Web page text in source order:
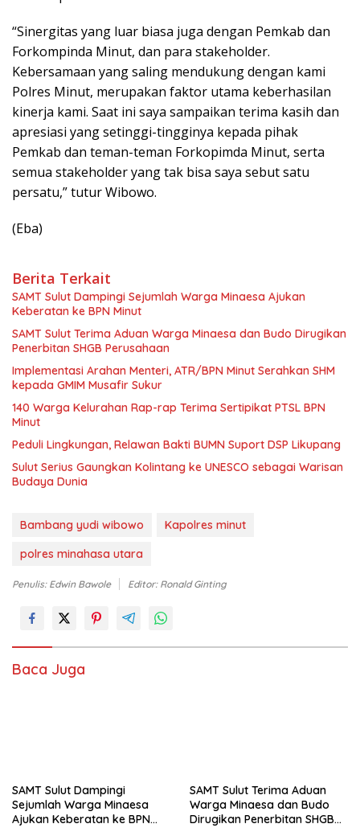
“Sinergitas yang luar biasa juga dengan Pemkab dan
Forkompinda Minut, dan para stakeholder.
Kebersamaan yang saling mendukung dengan kami
Polres Minut, merupakan faktor utama keberhasilan
kinerja kami. Saat ini saya sampaikan terima kasih dan
apresiasi yang setinggi-tingginya kepada pihak
Pemkab dan teman-teman Forkopimda Minut, serta
semua stakeholder yang tak bisa saya sebut satu
persatu,” tutur Wibowo.
(Eba)
Berita Terkait
SAMT Sulut Dampingi Sejumlah Warga Minaesa Ajukan
Keberatan ke BPN Minut
SAMT Sulut Terima Aduan Warga Minaesa dan Budo Dirugikan
Penerbitan SHGB Perusahaan
Implementasi Arahan Menteri, ATR/BPN Minut Serahkan SHM
kepada GMIM Musafir Sukur
140 Warga Kelurahan Rap-rap Terima Sertipikat PTSL BPN
Minut
Sulut Serius Gaungkan Kolintang ke UNESCO sebagai Warisan
Budaya Dunia
Bambang yudi wibowo
Kapolres minut
polres minahasa utara
Penulis: Edwin Bawole Editor: Ronald Ginting
Baca Juga
SAMT Sulut Dampingi
Sejumlah Warga Minaesa
Ajukan Keberatan ke BPN
SAMT Sulut Terima Aduan
Warga Minaesa dan Budo
Dirugikan Penerbitan SHGB